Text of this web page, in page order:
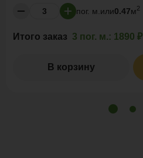
пог. м. или0.47м2
Итого заказ 3 пог. м.: 1890 ₽
В корзину